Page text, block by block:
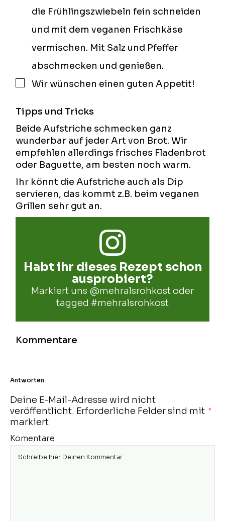
die Frühlingszwiebeln fein schneiden
und mit dem veganen Frischkäse
vermischen. Mit Salz und Pfeffer
abschmecken und genießen.
▢
Wir wünschen einen guten Appetit!
Tipps und Tricks
Beide Aufstriche schmecken ganz
wunderbar auf jeder Art von Brot. Wir
empfehlen allerdings frisches Fladenbrot
oder Baguette, am besten noch warm.
Ihr könnt die Aufstriche auch als Dip
servieren, das kommt z.B. beim veganen
Grillen sehr gut an.
Habt ihr dieses Rezept schon
ausprobiert?
Markiert uns @mehralsrohkostoder
tagged #mehralsrohkost
Kommentare
Antworten
Deine E-Mail-Adresse wird nicht
veröffentlicht. Erforderliche Felder sind mit *
markiert
Komentare